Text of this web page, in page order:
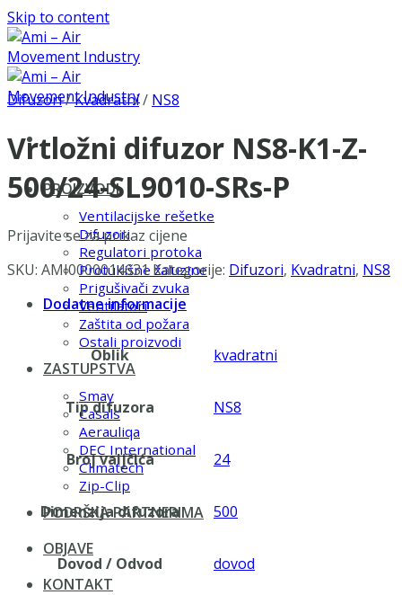
Skip to content
PROIZVODI
Ventilacijske rešetke
Difuzori
Regulatori protoka
Protukišne žaluzine
Prigušivači zvuka
Ventilatori
Zaštita od požara
Ostali proizvodi
ZASTUPSTVA
Smay
Casals
Aerauliqa
DEC International
Climatech
Zip-Clip
PODRŠKA PARTNERIMA
OBJAVE
KONTAKT
Difuzori/Kvadratni/ NS8
Vrtložni difuzor NS8-K1-Z-
500/24-SL9010-SRs-P
Prijavite se za prikaz cijene
SKU: AMI0000014631 Kategorije: Difuzori, Kvadratni, NS8
Dodatne informacije
Oblik kvadratni
Tip difuzora NS8
Broj valjčića 24
Dimenzija difuzora 500
Dovod / Odvod dovod